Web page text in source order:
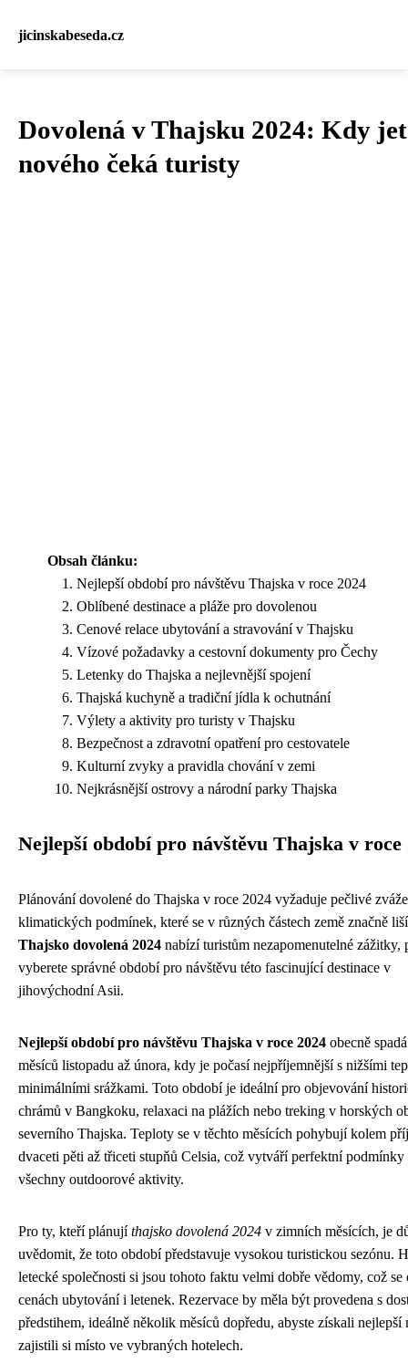
jicinskabeseda.cz
Dovolená v Thajsku 2024: Kdy
nového čeká turisty
Obsah článku:
Nejlepší období pro návštěvu Thajska v roce 2024
Oblíbené destinace a pláže pro dovolenou
Cenové relace ubytování a stravování v Thajsku
Vízové požadavky a cestovní dokumenty pro Čechy
Letenky do Thajska a nejlevnější spojení
Thajská kuchyně a tradiční jídla k ochutnání
Výlety a aktivity pro turisty v Thajsku
Bezpečnost a zdravotní opatření pro cestovatele
Kulturní zvyky a pravidla chování v zemi
Nejkrásnější ostrovy a národní parky Thajska
Nejlepší období pro návštěvu Thajska v roce
Plánování dovolené do Thajska v roce 2024 vyžaduje pečlivé
klimatických podmínek, které se v různých částech země značně
Thajsko dovolená 2024 nabízí turistům nezapomenutelné zážitky,
vyberete správné období pro návštěvu této fascinující destinace v
jihovýchodní Asii.
Nejlepší období pro návštěvu Thajska v roce 2024 obecně
měsíců listopadu až února, kdy je počasí nejpříjemnější s nižšími
minimálními srážkami. Toto období je ideální pro objevování
chrámů v Bangkoku, relaxaci na plážích nebo treking v horských
severního Thajska. Teploty se v těchto měsících pohybují kolem
dvaceti pěti až třiceti stupňů Celsia, což vytváří perfektní podmínky
všechny outdoorové aktivity.
Pro ty, kteří plánujíthajsko dovolená 2024 v zimních měsících, je
uvědomit, že toto období představuje vysokou turistickou sezónu.
letecké společnosti si jsou tohoto faktu velmi dobře vědomy, což se
cenách ubytování i letenek. Rezervace by měla být provedena s
předstihem, ideálně několik měsíců dopředu, abyste získali nejlepší
zajistili si místo ve vybraných hotelech.